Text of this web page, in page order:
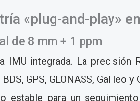
«plug-and-play»
de 8 mm + 1 ppm
IMU integrada. La
GPS, GLONASS, Galileo
estable para un